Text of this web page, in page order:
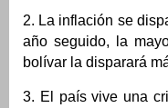
2. La inflación se
año seguido, la
bolívar la disparará
3. El país vive una